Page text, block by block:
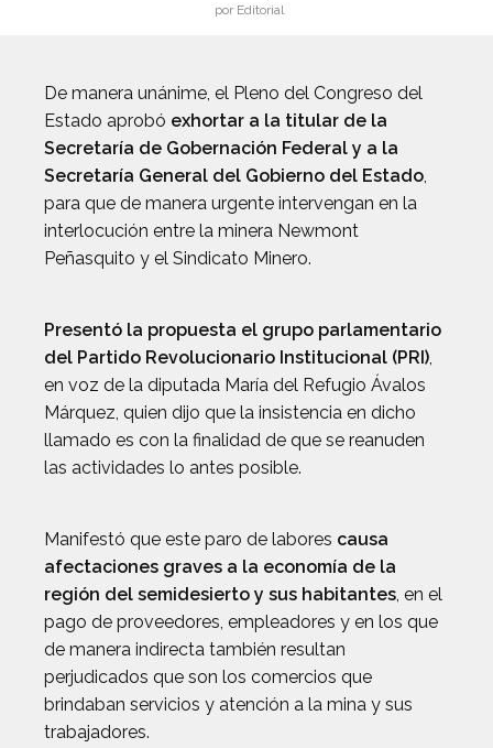
por Editorial
De manera unánime, el Pleno del Congreso del
Estado aprobó exhortar a la titular de la
Secretaría de Gobernación Federal y a la
Secretaría General del Gobierno del Estado,
para que de manera urgente intervengan en la
interlocución entre la minera Newmont
Peñasquito y el Sindicato Minero.
Presentó la propuesta el grupo parlamentario
del Partido Revolucionario Institucional (PRI),
en voz de la diputada María del Refugio Ávalos
Márquez, quien dijo que la insistencia en dicho
llamado es con la finalidad de que se reanuden
las actividades lo antes posible.
Manifestó que este paro de labores causa
afectaciones graves a la economía de la
región del semidesierto y sus habitantes, en el
pago de proveedores, empleadores y en los que
de manera indirecta también resultan
perjudicados que son los comercios que
brindaban servicios y atención a la mina y sus
trabajadores.